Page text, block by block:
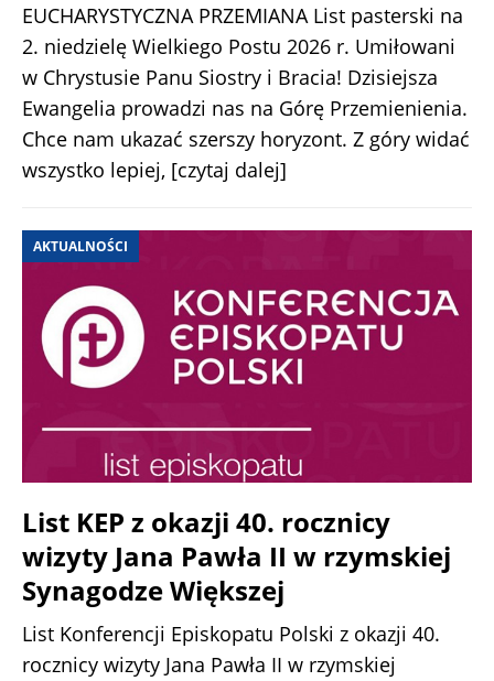
EUCHARYSTYCZNA PRZEMIANA List pasterski na
2. niedzielę Wielkiego Postu 2026 r. Umiłowani
w Chrystusie Panu Siostry i Bracia! Dzisiejsza
Ewangelia prowadzi nas na Górę Przemienienia.
Chce nam ukazać szerszy horyzont. Z góry widać
wszystko lepiej, [czytaj dalej]
AKTUALNOŚCI
List KEP z okazji 40. rocznicy
wizyty Jana Pawła II w rzymskiej
Synagodze Większej
List Konferencji Episkopatu Polski z okazji 40.
rocznicy wizyty Jana Pawła II w rzymskiej